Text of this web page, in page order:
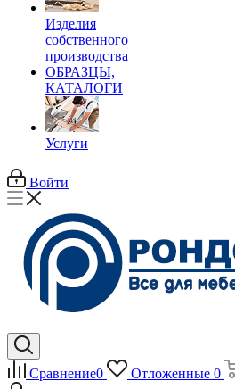
Изделия
собственного
производства
ОБРАЗЦЫ,
КАТАЛОГИ
Услуги
Войти
Сравнение0 Отложенные 0